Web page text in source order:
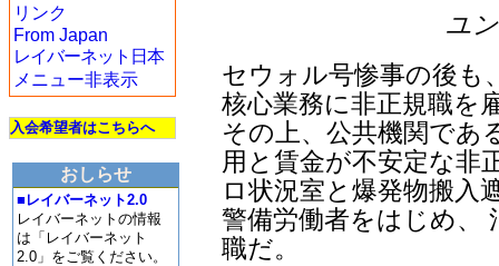
リンク
From Japan
レイバーネット日本
メニュー非表示
入会希望者はこちらへ
おしらせ
■レイバーネット2.0
レイバーネットの情報
は「レイバーネット
2.0」をご覧ください。
ユ
セウォル号惨事の後も
核心業務に非正規職を
その上、公共機関であ
用と賃金が不安定な非
ロ状況室と爆発物搬入
警備労働者をはじめ、
職だ。